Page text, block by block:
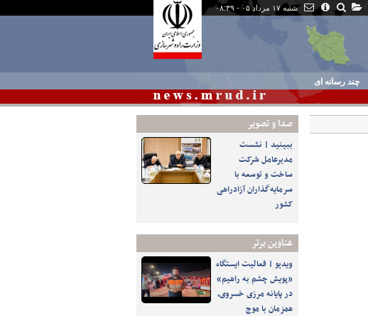
شنبه ۱۷ مرداد ۰۵ - ۰۸:۳۹
چند رسانه ای
صدا و تصوير
ببینید | نشست
مدیرعامل شرکت
ساخت و توسعه با
سرمایه‌گذاران آزادراهی
کشور
عناوین برتر
️ویدیو | فعالیت ایستگاه
«پویش چشم به راهیم»
در پایانه مرزی خسروی،
همزمان با موج